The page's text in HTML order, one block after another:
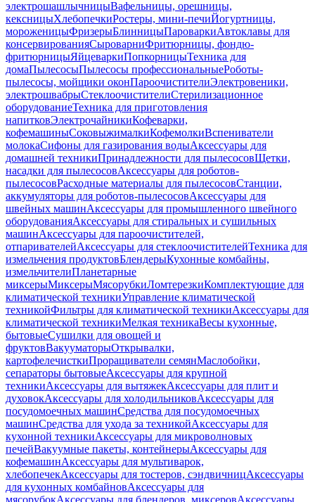
электрошашлычницыВафельницы, орешницы,
кексницыХлебопечкиРостеры, мини-печиЙогуртницы,
мороженицыФризерыБлинницыПароваркиАвтоклавы для
консервированияСыроварниФритюрницы, фондю-
фритюрницыЯйцеваркиПопкорницыТехника для
домаПылесосыПылесосы профессиональныеРоботы-
пылесосы, мойщики оконПароочистителиЭлектровеники,
электрошвабрыСтеклоочистителиСтерилизационное
оборудованиеТехника для приготовления
напитковЭлектрочайникиКофеварки,
кофемашиныСоковыжималкиКофемолкиВспениватели
молокаСифоны для газирования водыАксессуары для
домашней техникиПринадлежности для пылесосовЩетки,
насадки для пылесосовАксессуары для роботов-
пылесосовРасходные материалы для пылесосовСтанции,
аккумуляторы для роботов-пылесосовАксессуары для
швейных машинАксессуары для промышленного швейного
оборудованияАксессуары для стиральных и сушильных
машинАксессуары для пароочистителей,
отпаривателейАксессуары для стеклоочистителейТехника для
измельчения продуктовБлендерыКухонные комбайны,
измельчителиПланетарные
миксерыМиксерыМясорубкиЛомтерезкиКомплектующие для
климатической техникиУправление климатической
техникойФильтры для климатической техникиАксессуары для
климатической техникиМелкая техникаВесы кухонные,
бытовыеСушилки для овощей и
фруктовВакууматорыОткрывалки,
картофелечисткиПроращиватели семянМаслобойки,
сепараторы бытовыеАксессуары для крупной
техникиАксессуары для вытяжекАксессуары для плит и
духовокАксессуары для холодильниковАксессуары для
посудомоечных машинСредства для посудомоечных
машинСредства для ухода за техникойАксессуары для
кухонной техникиАксессуары для микроволновых
печейВакуумные пакеты, контейнерыАксессуары для
кофемашинАксессуары для мультиварок,
хлебопечекАксессуары для тостеров, сэндвичницАксессуары
для кухонных комбайновАксессуары для
мясорубокАксессуары для блендеров, миксеровАксессуары